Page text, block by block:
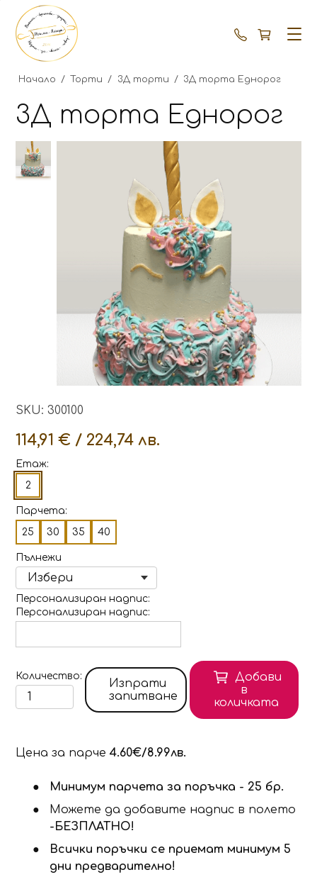
+359 87
Начало / Торти / 3Д торти / 3Д торта Еднорог
3Д торта Еднорог
SKU: 300100
114,91 € / 224,74 лв.
Етаж:
2
Парчета:
25
30 35 40
Пълнежи
Персонализиран надпис
Персонализиран надпис
Количество
Изпрати
запитване
Добави
в
количката
Цена за парче4.60€/8.99лв.
Минимум парчета за поръчка - 25 бр.
Можете да добавите надпис в полето
-БЕЗПЛАТНО!
Всички поръчки се приемат минимум 5
дни предварително!